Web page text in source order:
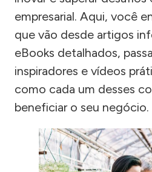
empresarial. Aqui, você
que vão desde artigos
eBooks detalhados,
inspiradores e vídeos
como cada um desses
beneficiar o seu negócio.